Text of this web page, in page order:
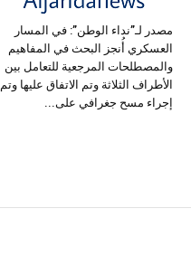
مصدر لـ”نداء الوطن”: في المسار
العسكري أُنجز البحث في المفاهيم
والمصطلحات المرجعية للتعامل بين
الأطراف الثلاثة وتم الاتفاق عليها وتم
إجراء مسح جغرافي على...